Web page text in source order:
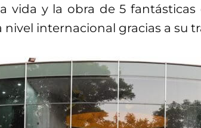
vida y la obra de 5 fantásticas
nivel internacional gracias a su